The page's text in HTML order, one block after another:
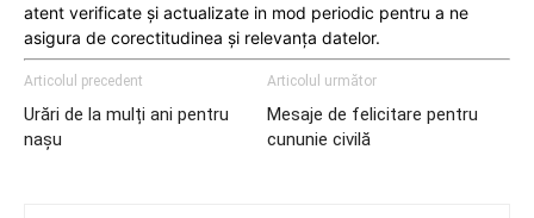
atent verificate și actualizate in mod periodic pentru a ne
asigura de corectitudinea și relevanța datelor.
Articolul precedent
Urări de la mulți ani pentru
nașu
Articolul următor
Mesaje de felicitare pentru
cununie civilă